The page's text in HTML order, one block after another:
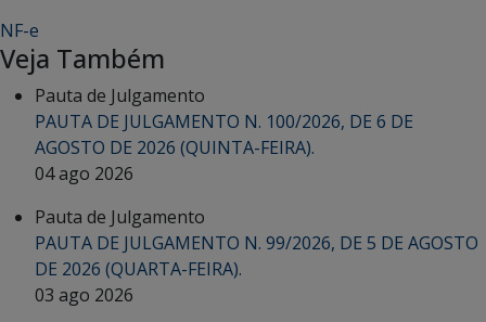
NF-e
Veja Também
Pauta de Julgamento
PAUTA DE JULGAMENTO N. 100/2026, DE 6 DE
AGOSTO DE 2026 (QUINTA-FEIRA).
04 ago 2026
Pauta de Julgamento
PAUTA DE JULGAMENTO N. 99/2026, DE 5 DE AGOSTO
DE 2026 (QUARTA-FEIRA).
03 ago 2026